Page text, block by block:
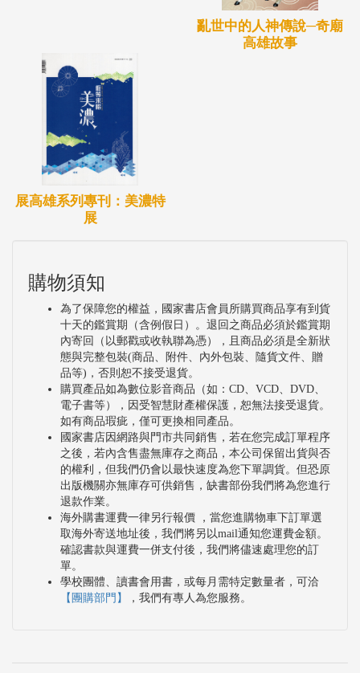
亂世中的人神傳說─奇廟
高雄故事
展高雄系列專刊：美濃特
展
購物須知
為了保障您的權益，國家書店會員所購買商品享有到貨
十天的鑑賞期（含例假日）。退回之商品必須於鑑賞期
內寄回（以郵戳或收執聯為憑），且商品必須是全新狀
態與完整包裝(商品、附件、內外包裝、隨貨文件、贈
品等)，否則恕不接受退貨。
購買產品如為數位影音商品（如：CD、VCD、DVD、
電子書等），因受智慧財產權保護，恕無法接受退貨。
如有商品瑕疵，僅可更換相同產品。
國家書店因網路與門市共同銷售，若在您完成訂單程序
之後，若內含售盡無庫存之商品，本公司保留出貨與否
的權利，但我們仍會以最快速度為您下單調貨。但恐原
出版機關亦無庫存可供銷售，缺書部份我們將為您進行
退款作業。
海外購書運費一律另行報價 ，當您進購物車下訂單選
取海外寄送地址後，我們將另以mail通知您運費金額。
確認書款與運費一併支付後，我們將儘速處理您的訂
單。
學校團體、讀書會用書，或每月需特定數量者，可洽
【團購部門】
，我們有專人為您服務。